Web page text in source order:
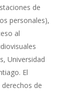
de
personales),
al
Universidad
El
de